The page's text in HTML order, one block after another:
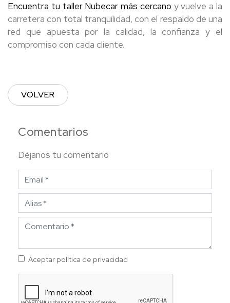
Comentarios
Déjanos tu comentario
Aceptar política de privacidad
Encuentra tu taller Nubecar más cercano y vuelve a la
carretera con total tranquilidad, con el respaldo de una
red que apuesta por la calidad, la confianza y el
compromiso con cada cliente.
VOLVER